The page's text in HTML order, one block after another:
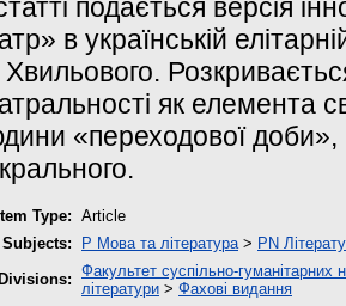
подається версія
в українській
як елемента
«переходової
Item Type: Article
Subjects:
P Мова та література> PN
Divisions: Факультет суспільно-гуманітарних
літератури > Фахові видання